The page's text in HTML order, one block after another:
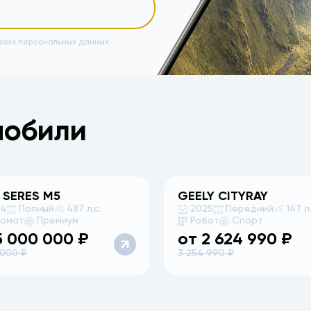
персональных данных.
M5
Полный
487 л.с.
Премиум
000 000 ₽
₽
GEELY CITYRAY
2025 Передний
147
Робот
Спорт
от 2 624 990 ₽
3 254 990₽